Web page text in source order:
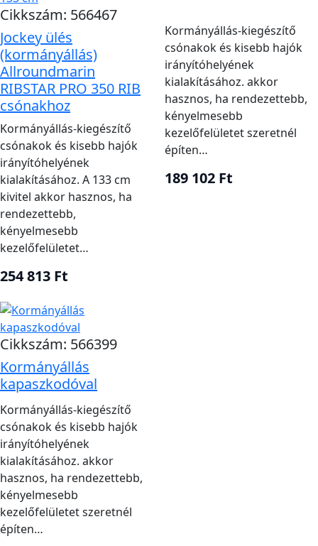
mozgásához.
Kormányállás-változatok és helyigényük
Termék
Megadott
Fő egyeztetés
Kormányállás
kapaszkodóval
Önálló konzol
Padlórögzítés
kezelőszervek
Jockey ülés
RIBSTAR PRO 350;
Kormányállás
lap
Padlókonzol
alumíniumpadlós
Ergonómia és kábelvezetés
A kormány és a kezelőszervek legyenek
kényelmesen elérhetők az ülésből, miközben a
kábelek teljes kormányelfordításnál sem
feszülnek. A gyorsrögzítő lap csak a hozzá illő
Cikkszám: 566467
Jockey ülés
(kormányállás)
Allroundmarin
RIBSTAR PRO 350 RIB
csónakhoz
Kormányállás-kiegészítő
csónakok és kisebb hajók
irányítóhelyének
kialakításához. A 133 cm
kivitel akkor hasznos, ha
rendezettebb,
kényelmesebb
kezelőfelületet…
254 813 Ft
Kormányállás-kiegészítő
csónakok és kisebb hajók
irányítóhelyének
kialakításához. akkor
hasznos, ha rendezettebb,
kényelmesebb
kezelőfelületet szeretnél
építen…
189 102 Ft
Cikkszám: 566399
Kormányállás
kapaszkodóval
Kormányállás-kiegészítő
csónakok és kisebb hajók
irányítóhelyének
kialakításához. akkor
hasznos, ha rendezettebb,
kényelmesebb
kezelőfelületet szeretnél
építen…